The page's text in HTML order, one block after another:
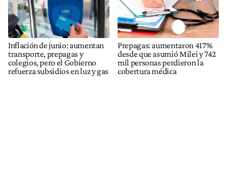
Inflación de junio: aumentan
transporte, prepagas y
colegios, pero el Gobierno
refuerza subsidios en luz y gas
Prepagas: aumentaron 417%
desde que asumió Milei y 742
mil personas perdieron la
cobertura médica